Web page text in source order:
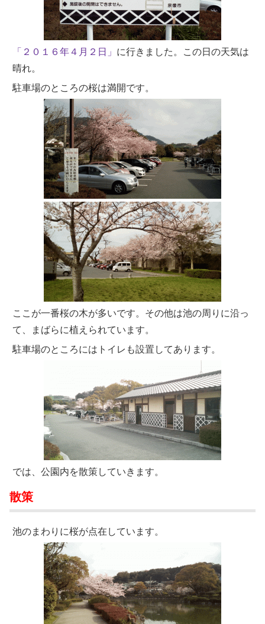
「２０１６年４月２日」 に行きました。この日の天気は
晴れ。
駐車場のところの桜は満開です。
ここが一番桜の木が多いです。その他は池の周りに沿っ
て、まばらに植えられています。
駐車場のところにはトイレも設置してあります。
では、公園内を散策していきます。
散策
池のまわりに桜が点在しています。